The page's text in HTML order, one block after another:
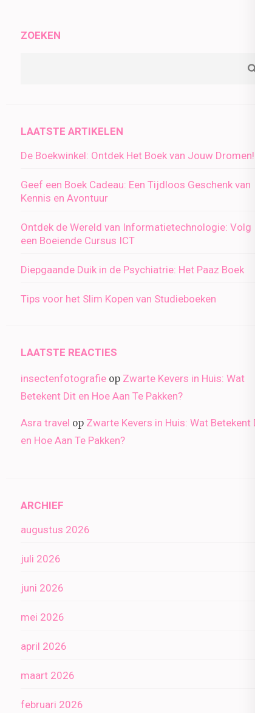
ZOEKEN
LAATSTE ARTIKELEN
De Boekwinkel: Ontdek Het Boek van Jouw Dromen!
Geef een Boek Cadeau: Een Tijdloos Geschenk van
Kennis en Avontuur
Ontdek de Wereld van Informatietechnologie: Volg
een Boeiende Cursus ICT
Diepgaande Duik in de Psychiatrie: Het Paaz Boek
Tips voor het Slim Kopen van Studieboeken
LAATSTE REACTIES
insectenfotografie op Zwarte Kevers in Huis: Wat
Betekent Dit en Hoe Aan Te Pakken?
Asra travel op Zwarte Kevers in Huis: Wat Betekent Dit
en Hoe Aan Te Pakken?
ARCHIEF
augustus 2026
juli 2026
juni 2026
mei 2026
april 2026
maart 2026
februari 2026